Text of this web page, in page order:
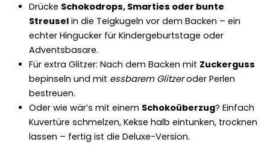
Drücke Schokodrops, Smarties oder bunte
Streusel in die Teigkugeln vor dem Backen – ein
echter Hingucker für Kindergeburtstage oder
Adventsbasare.
Für extra Glitzer: Nach dem Backen mit Zuckerguss
bepinseln und mit essbarem Glitzeroder Perlen
bestreuen.
Oder wie wär’s mit einem Schokoüberzug? Einfach
Kuvertüre schmelzen, Kekse halb eintunken, trocknen
lassen – fertig ist die Deluxe-Version.